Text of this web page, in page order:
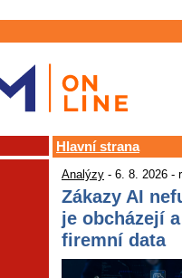
Hlavní strana
Analýzy - 6. 8. 2026 -
Zákazy AI
je obcházejí
firemní data